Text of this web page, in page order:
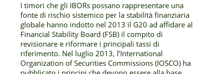
I timori che gli IBORs possano rappresentare una
fonte di rischio sistemico per la stabilità finanziaria
globale hanno indotto nel 2013 il G20 ad affidare al
Financial Stability Board (FSB) il compito di
revisionare e riformare i principali tassi di
riferimento. Nel luglio 2013, l’International
Organization of Securities Commissions (IOSCO) ha